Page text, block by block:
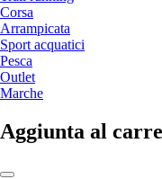
Corsa
Arrampicata
Sport acquatici
Pesca
Outlet
Marche
Aggiunta al